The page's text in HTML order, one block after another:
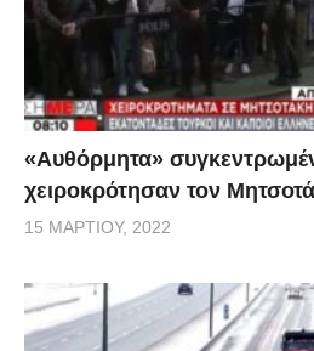
«Αυθόρμητα»
χειροκρότησαν τον
15 ΜΑΡΤΊΟΥ, 2022